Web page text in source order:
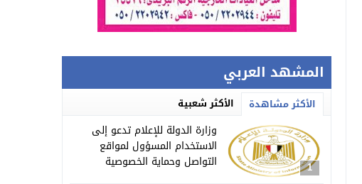
المشهد العربي
الأكثر مشاهدة الأكثر شعبية
1
وزارة الدولة للإعلام تدعو إلى
الاستخدام المسؤول لمواقع
التواصل وحماية الخصوصية